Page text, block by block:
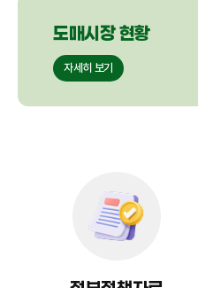
도매시장 현황
자세히 보기
자세히 보기